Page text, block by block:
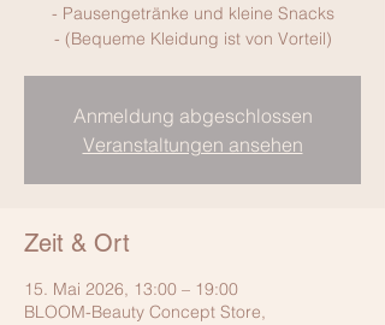
- Pausengetränke und kleine Snacks
- (Bequeme Kleidung ist von Vorteil)
Anmeldung abgeschlossen
Veranstaltungen ansehen
Zeit & Ort
15. Mai 2026, 13:00 – 19:00
BLOOM-Beauty Concept Store,